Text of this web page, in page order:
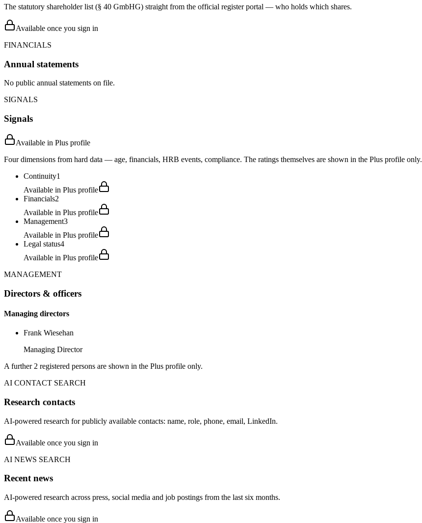
The statutory shareholder list (§ 40 GmbHG) straight from the official register portal — who holds which shares.
Available once you sign in
FINANCIALS
Annual statements
No public annual statements on file.
SIGNALS
Signals
Available in Plus profile
Four dimensions from hard data — age, financials, HRB events, compliance. The ratings themselves are shown in the Plus profile only.
Continuity1
Available in Plus profile
Financials2
Available in Plus profile
Management3
Available in Plus profile
Legal status4
Available in Plus profile
MANAGEMENT
Directors & officers
Managing directors
Frank Wiesehan
Managing Director
A further 2 registered persons are shown in the Plus profile only.
AI CONTACT SEARCH
Research contacts
AI-powered research for publicly available contacts: name, role, phone, email, LinkedIn.
Available once you sign in
AI NEWS SEARCH
Recent news
AI-powered research across press, social media and job postings from the last six months.
Available once you sign in